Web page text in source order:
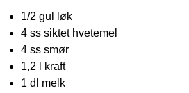
1/2 gul løk
4 ss siktet hvetemel
4 ss smør
1,2 l kraft
1 dl melk